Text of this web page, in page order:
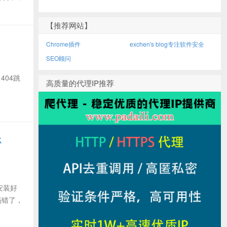
跳
装好
了，
【推荐网站】
Chrome插件
exchen's blog专注软件安全
SEO顾问
高质量的代理IP推荐